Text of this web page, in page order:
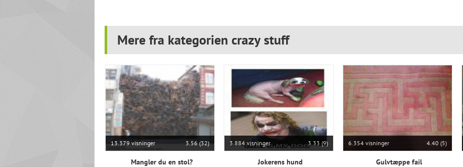
Mere fra kategorien crazy stuff
13.379 visninger 3.56 (32)
Mangler du en stol?
3.884 visninger 3.33 (9)
Jokerens hund
6.354 visninger 4.40 (5)
Gulvtæppe fail